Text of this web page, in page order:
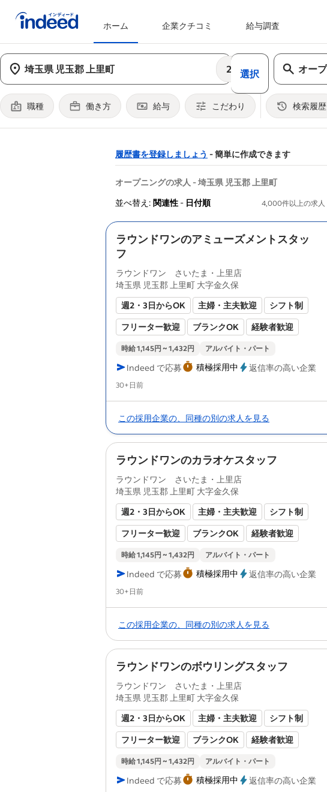
ホーム 企業クチコミ 給与調査
25km
選択
職種 働き方 給与 こだわり &nbsp; 検索履歴
履歴書を登録しましょう - 簡単に作成できます
オープニングの求人 - 埼玉県 児玉郡 上里町
並べ替え: 関連性 - 日付順 4,000件以上の求人
ラウンドワンのアミューズメントスタッ
フ
ラウンドワン さいたま・上里店
埼玉県 児玉郡 上里町 大字金久保
週2・3日からOK
主婦・主夫歓迎
シフト制
フリーター歓迎
ブランクOK
経験者歓迎
健康保険あり
厚生年金あり
雇用保険あり
労災保険あり
時給 1,145円 ~ 1,432円 アルバイト・パート
Indeed で応募 積極採用中 返信率の高い企業
Posted
30+日前
この採用企業の、同種の別の求人を見る
ラウンドワンのカラオケスタッフ
ラウンドワン さいたま・上里店
埼玉県 児玉郡 上里町 大字金久保
週2・3日からOK
主婦・主夫歓迎
シフト制
フリーター歓迎
ブランクOK
経験者歓迎
健康保険あり
厚生年金あり
雇用保険あり
労災保険あり
時給 1,145円 ~ 1,432円 アルバイト・パート
Indeed で応募 積極採用中 返信率の高い企業
Posted
30+日前
この採用企業の、同種の別の求人を見る
ラウンドワンのボウリングスタッフ
ラウンドワン さいたま・上里店
埼玉県 児玉郡 上里町 大字金久保
週2・3日からOK
主婦・主夫歓迎
シフト制
フリーター歓迎
ブランクOK
経験者歓迎
健康保険あり
厚生年金あり
雇用保険あり
労災保険あり
時給 1,145円 ~ 1,432円 アルバイト・パート
Indeed で応募 積極採用中 返信率の高い企業